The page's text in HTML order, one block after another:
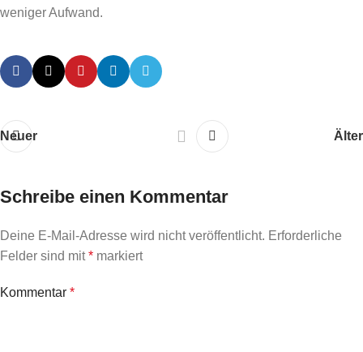
weniger Aufwand.
Neuer Älter
Schreibe einen Kommentar
Deine E-Mail-Adresse wird nicht veröffentlicht. Erforderliche
Felder sind mit* markiert
Kommentar *